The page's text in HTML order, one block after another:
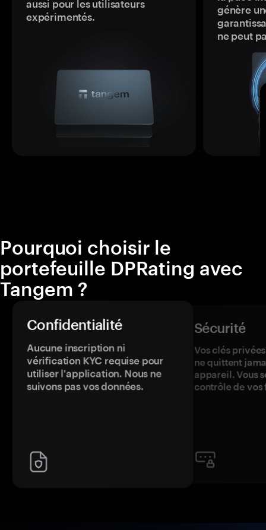
aussi pour les utilisateurs
expérimentés.
génère
ne peut
Pourquoi choisir le
portefeuille DPRating avec
Tangem ?
Confidentialité
Aucune inscription ni
vérification KYC requise pour
utiliser l'application. Nous ne
suivons pas vos données.
Sécurité
Vos clés
ne quittent
appareil. Vous
contrôle de vos